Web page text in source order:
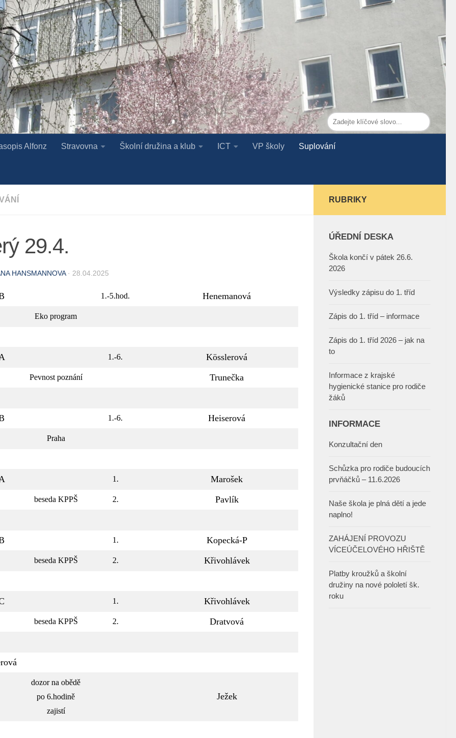
Alfonz Stravovna Školní družina a klub ICT VP školy Suplování
29.4.
HANSMANNOVA · 28.04.2025
1.-5.hod. Henemanová
Eko program
1.-6. Kösslerová
Pevnost poznání Trunečka
1.-6. Heiserová
Praha
1. Marošek
beseda KPPŠ 2. Pavlík
1. Kopecká-P
beseda KPPŠ 2. Křivohlávek
1. Křivohlávek
beseda KPPŠ 2. Dratvová
dozor na obědě
po 6.hodině
zajistí
Ježek
RUBRIKY
ÚŘEDNÍ DESKA
Škola končí v pátek 26.6.
2026
Výsledky zápisu do 1. tříd
Zápis do 1. tříd – informace
Zápis do 1. tříd 2026 – jak na
to
Informace z krajské
hygienické stanice pro rodiče
žáků
INFORMACE
Konzultační den
Schůzka pro rodiče budoucích
prvňáčků – 11.6.2026
Naše škola je plná dětí a jede
naplno!
ZAHÁJENÍ PROVOZU
VÍCEÚČELOVÉHO HŘIŠTĚ
Platby kroužků a školní
družiny na nové pololetí šk.
roku